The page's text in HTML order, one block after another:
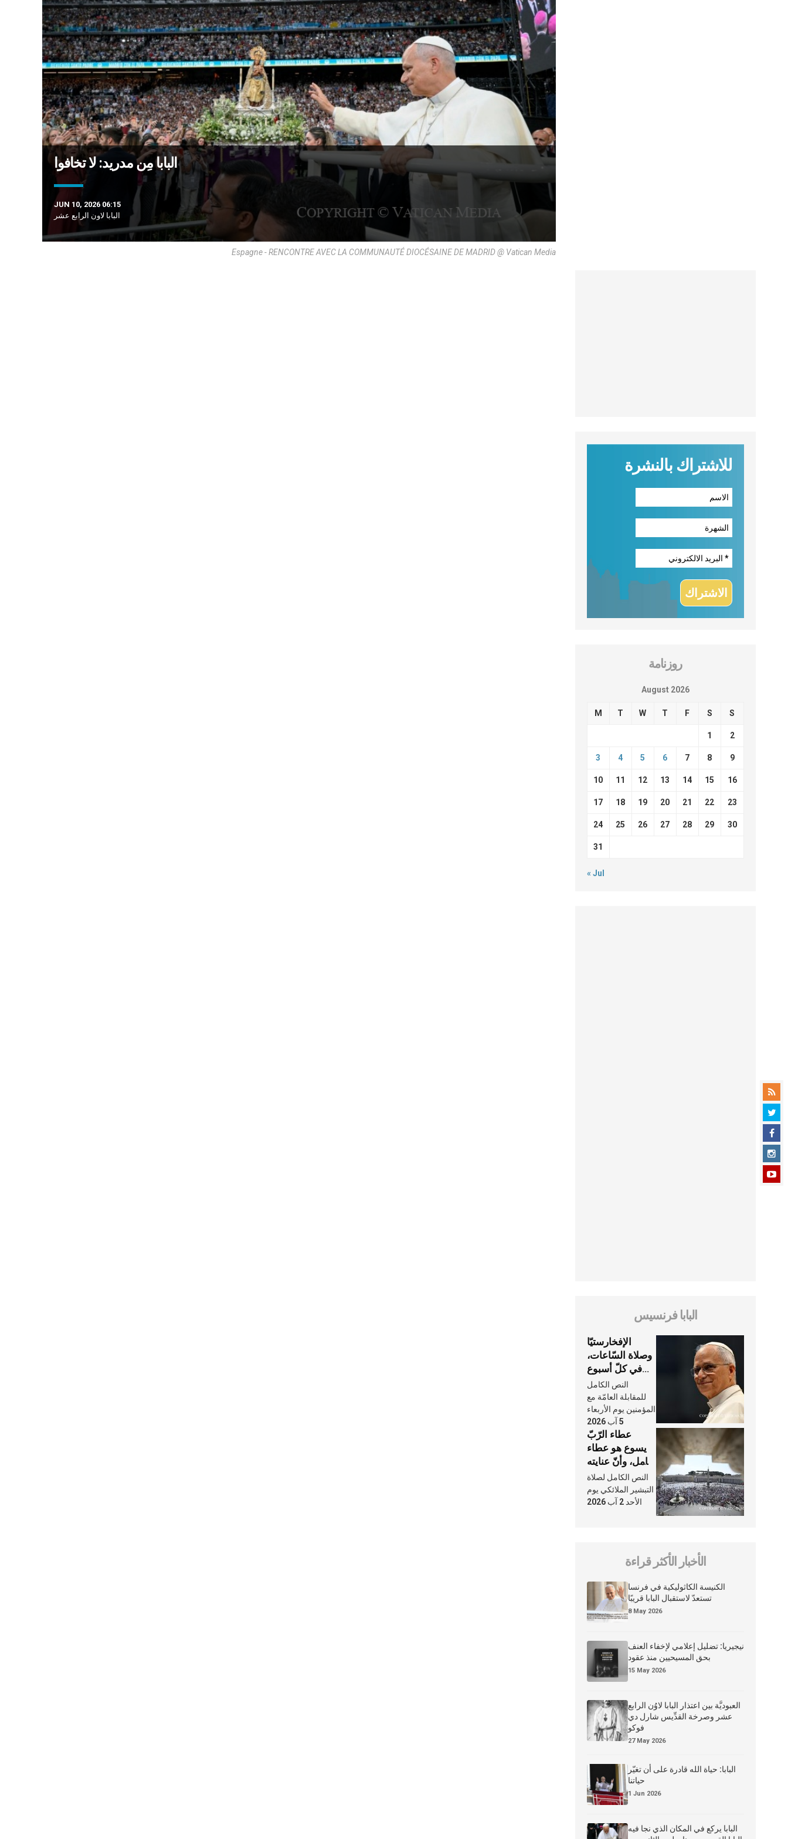
البابا مِن مدريد: لا تخافوا
JUN 10, 2026 06:15
البابا لاون الرابع عشر
Espagne - RENCONTRE AVEC LA COMMUNAUTÉ DIOCÉSAINE DE MADRID @ Vatican Media
للاشتراك بالنشرة
روزنامة
August 2026
M T W T F S S
1 2
3 4 5 6 7 8 9
10 11 12 13 14 15 16
17 18 19 20 21 22 23
24 25 26 27 28 29 30
31
« Jul
البابا فرنسيس
الإفخارستيّا
وصلاة السّاعات،
في كلّ أسبوع
وكلّ يوم، هما
النَّفَس في حياة
الكنيسة
النص الكامل
للمقابلة العامّة مع
المؤمنين يوم الأربعاء
5 آب 2026
عطاء الرّبّ
يسوع هو عطاء
شامل، وأنّ عنايته
بنا لا تغيب عنّا
أبدًا
النص الكامل لصلاة
التبشير الملائكي يوم
الأحد 2 آب 2026
الأخبار الأكثر قراءة
الكنيسة الكاثوليكية في فرنسا
تستعدّ لاستقبال البابا قريبًا
8 May 2026
نيجيريا: تضليل إعلامي لإخفاء العنف
بحق المسيحيين منذ عقود
15 May 2026
العبوديَّة بين اعتذار البابا لاوُن الرابع
عشر وصرخة القدِّيس شارل دي
فوكو
27 May 2026
البابا: حياة الله قادرة على أن تغيّر
حياتنا
1 Jun 2026
البابا يركع في المكان الذي نجا فيه